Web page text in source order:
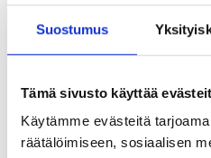
Suostumus
Tämä sivusto käyttää
Käytämme evästeitä
räätälöimiseen, sosiaalisen
Positiivisuuden voima.
mitään asiaa negaation
liikkeelle siitä, miten haemme
kautta.